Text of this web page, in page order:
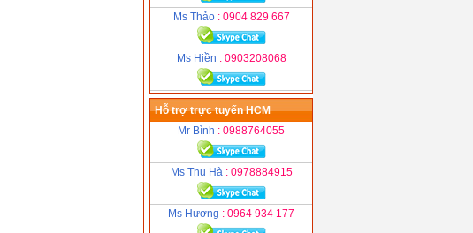
Ms Thảo : 0904 829 667
Ms Hiền : 0903208068
Hỗ trợ trực tuyến HCM
Mr Bình : 0988764055
Ms Thu Hà : 0978884915
Ms Hương : 0964 934 177